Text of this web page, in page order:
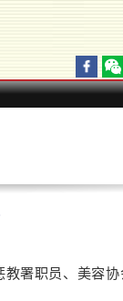
署职员、美容